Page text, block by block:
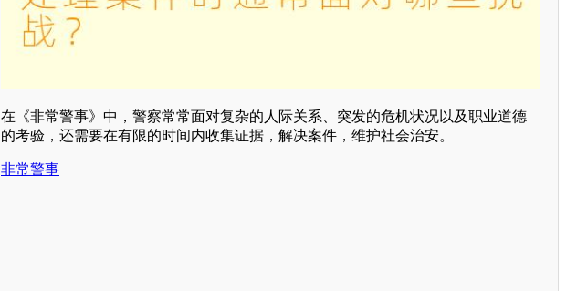
在《非常警事》中，警察常常面对复杂的人际关系、突发的危机状况以及职业道德
的考验，还需要在有限的时间内收集证据，解决案件，维护社会治安。
非常警事